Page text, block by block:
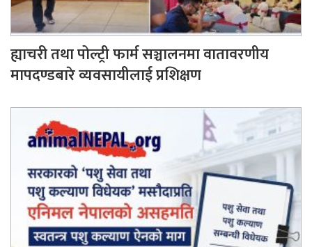
ह्याचरी तथा पोल्ट्री फार्म सञ्चालनमा वातावरणीय
मापदण्डबारे व्यवसायीलाई प्रशिक्षण